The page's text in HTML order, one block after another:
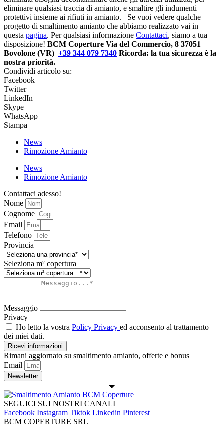
eliminare qualsiasi traccia di amianto, e smaltire gli indumenti
protettivi insieme ai rifiuti in amianto. Se vuoi vedere qualche
progetto di smaltimento amianto che abbiamo realizzato vai in
questa pagina. Per qualsiasi informazione Contattaci, siamo a tua
disposizione! BCM Coperture Via del Commercio, 8 37051
Bovolone (VR) +39 344 079 7340 Ricorda: la tua sicurezza è la
nostra priorità.
Condividi articolo su:
Facebook
Twitter
LinkedIn
Skype
WhatsApp
Stampa
News
Rimozione Amianto
News
Rimozione Amianto
Contattaci adesso!
Nome
Cognome
Email
Telefono
Provincia
Seleziona m² copertura
Messaggio
Privacy
Ho letto la vostra Policy Privacy ed acconsento al trattamento
dei miei dati.
Ricevi informazioni
Rimani aggiornato su smaltimento amianto, offerte e bonus
Email
Newsletter
SEGUICI SUI NOSTRI CANALI
Facebook Instagram Tiktok Linkedin Pinterest
BCM COPERTURE SRL